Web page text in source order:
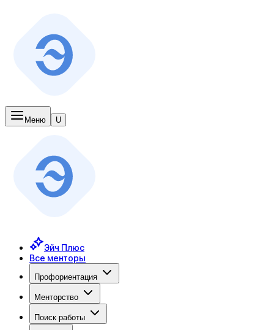
Меню U
Эйч Плюс
Все менторы
Профориентация
Менторство
Поиск работы